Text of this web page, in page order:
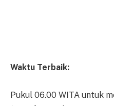
Waktu Terbaik:
Pukul 06.00 WITA untuk